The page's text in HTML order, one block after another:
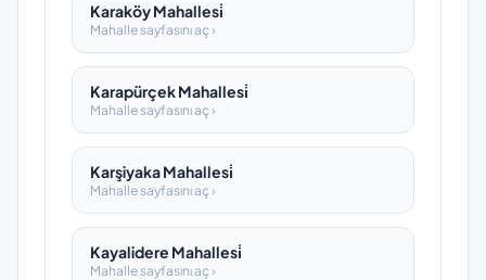
Karaköy Mahallesi̇
Mahalle sayfasını aç ›
Karapürçek Mahallesi̇
Mahalle sayfasını aç ›
Karşiyaka Mahallesi̇
Mahalle sayfasını aç ›
Kayalidere Mahallesi̇
Mahalle sayfasını aç ›